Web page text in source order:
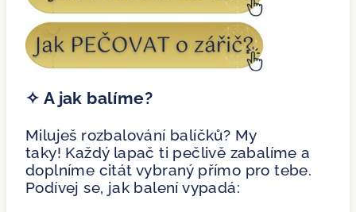
✧ A jak balíme?
Miluješ rozbalování balíčků? My
taky! Každý lapač ti pečlivě zabalíme a
doplníme citát vybraný přímo pro tebe.
Podívej se, jak balení vypadá: